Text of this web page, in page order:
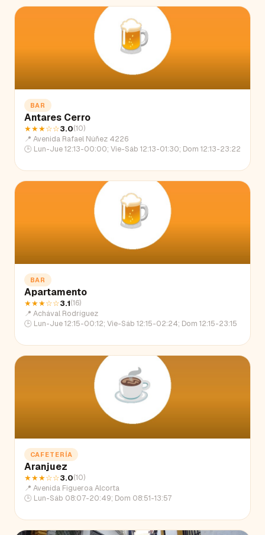
BAR
Antares Cerro
★★★☆☆3.0(10)
📍 Avenida Rafael Núñez 4226
🕒 Lun-Jue 12:13-00:00; Vie-Sáb 12:13-01:30; Dom 12:13-23:22
BAR
Apartamento
★★★☆☆3.1(16)
📍 Achával Rodríguez
🕒 Lun-Jue 12:15-00:12; Vie-Sáb 12:15-02:24; Dom 12:15-23:15
CAFETERÍA
Aranjuez
★★★☆☆3.0(10)
📍 Avenida Figueroa Alcorta
🕒 Lun-Sáb 08:07-20:49; Dom 08:51-13:57